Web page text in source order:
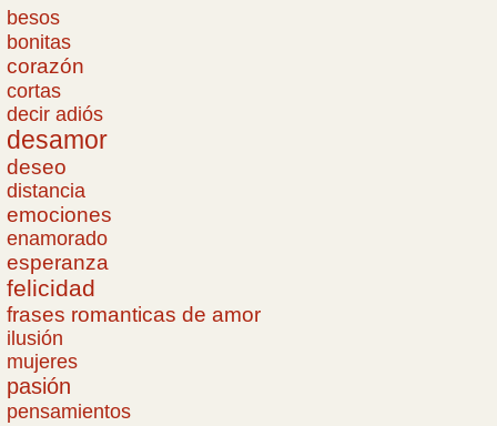
besos
bonitas
corazón
cortas
decir adiós
desamor
deseo
distancia
emociones
enamorado
esperanza
felicidad
frases romanticas de amor
ilusión
mujeres
pasión
pensamientos